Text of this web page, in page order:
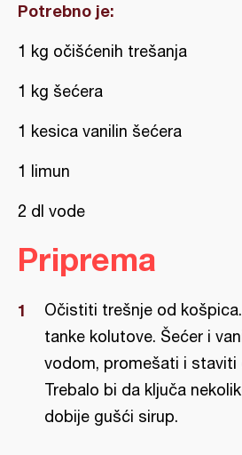
Potrebno je:
1 kg očišćenih trešanja
1 kg šećera
1 kesica vanilin šećera
1 limun
2 dl vode
Priprema
Očistiti trešnje od
tanke kolutove. Šećer i
vodom, promešati i staviti
Trebalo bi da ključa
dobije gušći sirup.